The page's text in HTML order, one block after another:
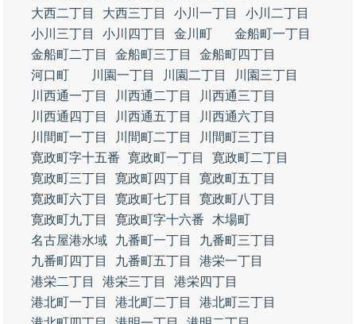
大西二丁目
大西三丁目 小川一丁目
小川二丁目
小川三丁目
小川四丁目 金川町
金船町一丁目
金船町二丁目
金船町三丁目
金船町四丁目
河口町
川園一丁目 川園二丁目
川園三丁目
川西通一丁目
川西通二丁目
川西通三丁目
川西通四丁目
川西通五丁目
川西通六丁目
川間町一丁目
川間町二丁目
川間町三丁目
寛政町字十五番
寛政町一丁目
寛政町二丁目
寛政町三丁目
寛政町四丁目
寛政町五丁目
寛政町六丁目
寛政町七丁目
寛政町八丁目
寛政町九丁目
寛政町字十六番
木場町
名古屋港水域
九番町一丁目
九番町三丁目
九番町四丁目
九番町五丁目
港栄一丁目
港栄二丁目
港栄三丁目
港栄四丁目
港北町一丁目
港北町二丁目
港北町三丁目